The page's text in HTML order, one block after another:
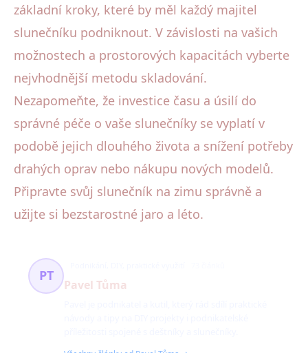
základní kroky, které by měl každý majitel
slunečníku podniknout. V závislosti na vašich
možnostech a prostorových kapacitách vyberte
nejvhodnější metodu skladování.
Nezapomeňte, že investice času a úsilí do
správné péče o vaše slunečníky se vyplatí v
podobě jejich dlouhého života a snížení potřeby
drahých oprav nebo nákupu nových modelů.
Připravte svůj slunečník na zimu správně a
užijte si bezstarostné jaro a léto.
PT
Pavel Tůma